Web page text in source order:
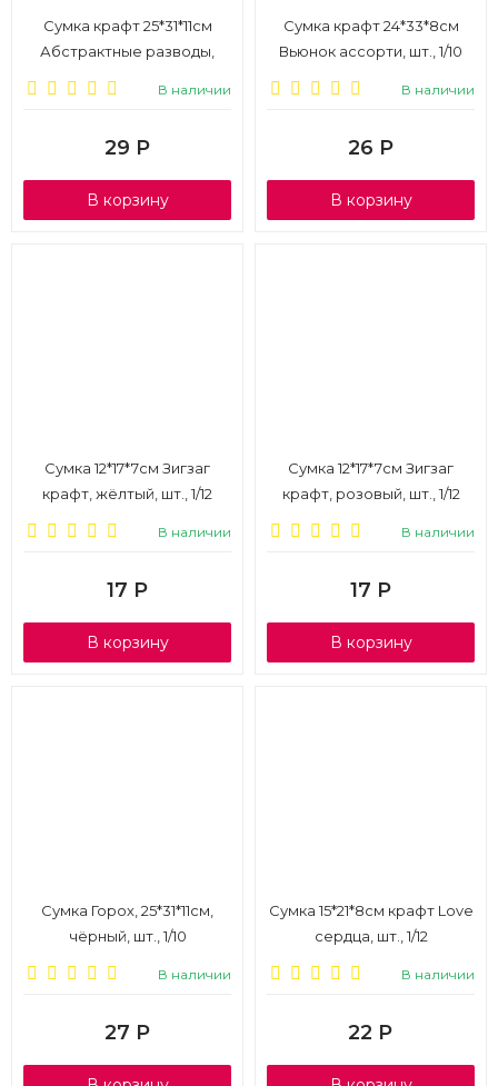
Сумка крафт 25*31*11см
Абстрактные разводы,
В наличии
29 Р
В корзину
Сумка крафт 24*33*8см
Вьюнок ассорти, шт., 1/10
В наличии
26 Р
В корзину
Сумка 12*17*7см Зигзаг
крафт, жёлтый, шт., 1/12
В наличии
17 Р
В корзину
Сумка 12*17*7см Зигзаг
крафт, розовый, шт., 1/12
В наличии
17 Р
В корзину
Сумка Горох, 25*31*11см,
чёрный, шт., 1/10
В наличии
27 Р
Сумка 15*21*8см крафт Love
сердца, шт., 1/12
В наличии
22 Р